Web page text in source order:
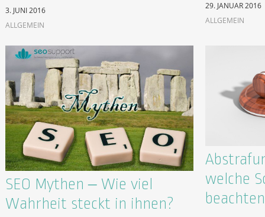
3. JUNI 2016
ALLGEMEIN
29. JANUAR 2016
ALLGEMEIN
SEO Mythen – Wie viel
Wahrheit steckt in ihnen?
welche